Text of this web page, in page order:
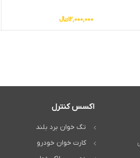
12,000,000﷼
اکسس کنترل
تگ خوان برد بلند
کارت خوان خودرو